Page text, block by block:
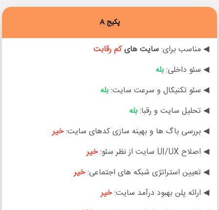
پکیج A
◀ مناسب برای:سایت هایکم رقابت
◀ سئو داخلی:بله
◀ سئو تکنیکال و سرعت سایت:بله
◀ تحلیل سایت و رقبا:بله
◀ بررسی باگ ها و بهینه سازی کدهای سایت:خیر
◀ اصلاح UI/UX سایت از نظر سئو:
خیر
◀ تعیین استراتژی شبکه های اجتماعی:خیر
◀ ارائه پلن بهبود درآمد سایت:خیر